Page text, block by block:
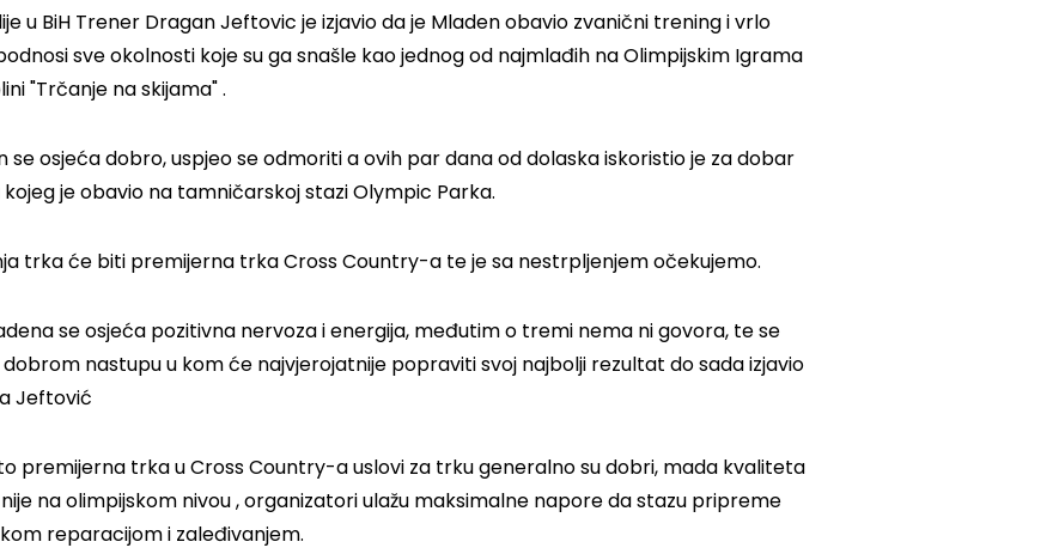
u BiH Trener Dragan Jeftovic je izjavio da je Mladen obavio zvanični trening i vrlo
sve okolnosti koje su ga snašle kao jednog od najmlađih na Olimpijskim Igrama
"Trčanje na skijama" .
se osjeća dobro, uspjeo se odmoriti a ovih par dana od dolaska iskoristio je za dobar
je obavio na tamničarskoj stazi Olympic Parka.
trka će biti premijerna trka Cross Country-a te je sa nestrpljenjem očekujemo.
se osjeća pozitivna nervoza i energija, međutim o tremi nema ni govora, te se
nastupu u kom će najvjerojatnije popraviti svoj najbolji rezultat do sada izjavio
Jeftović
premijerna trka u Cross Country-a uslovi za trku generalno su dobri, mada kvaliteta
na olimpijskom nivou , organizatori ulažu maksimalne napore da stazu pripreme
reparacijom i zaleđivanjem.